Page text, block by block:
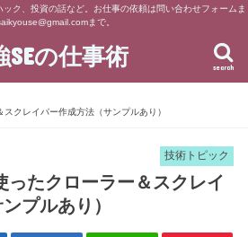
ク、投資の話など。お仕事の依頼は問い合わせフォームま
まで。
SEの仕事術 search
クレイパー作成方法（サンプルあり）
技術トピック
たクローラー＆スクレイ
プルあり）